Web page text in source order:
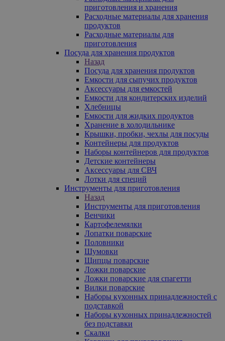
приготовления и хранения
Расходные материалы для хранения
продуктов
Расходные материалы для
приготовления
Посуда для хранения продуктов
Назад
Посуда для хранения продуктов
Емкости для сыпучих продуктов
Аксессуары для емкостей
Емкости для кондитерских изделий
Хлебницы
Емкости для жидких продуктов
Хранение в холодильнике
Крышки, пробки, чехлы для посуды
Контейнеры для продуктов
Наборы контейнеров для продуктов
Детские контейнеры
Аксессуары для СВЧ
Лотки для специй
Инструменты для приготовления
Назад
Инструменты для приготовления
Венчики
Картофелемялки
Лопатки поварские
Половники
Шумовки
Щипцы поварские
Ложки поварские
Ложки поварские для спагетти
Вилки поварские
Наборы кухонных принадлежностей с
подставкой
Наборы кухонных принадлежностей
без подставки
Скалки